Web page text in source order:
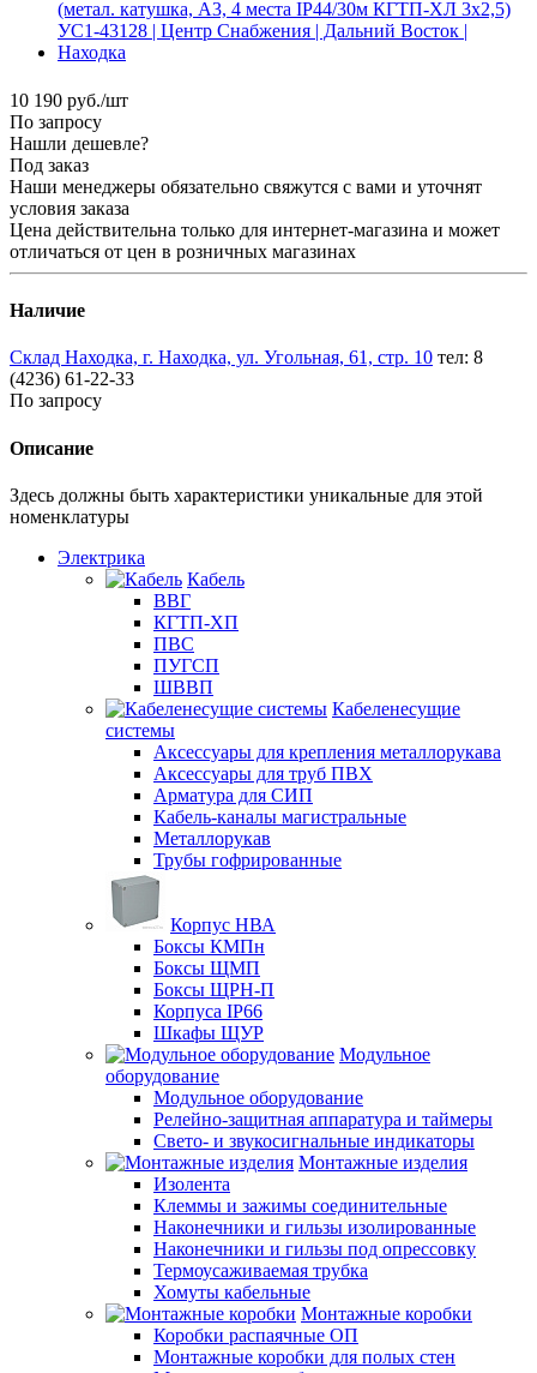
10 190 руб./шт
По запросу
Нашли дешевле?
Под заказ
Наши менеджеры обязательно свяжутся с вами и уточнят
условия заказа
Цена действительна только для интернет-магазина и может
отличаться от цен в розничных магазинах
Наличие
Склад Находка, г. Находка, ул. Угольная, 61, стр. 10 тел: 8
(4236) 61-22-33
По запросу
Описание
Здесь должны быть характеристики уникальные для этой
номенклатуры
Электрика
Кабель
ВВГ
КГТП-ХП
ПВС
ПУГСП
ШВВП
Кабеленесущие
системы
Аксессуары для крепления металлорукава
Аксессуары для труб ПВХ
Арматура для СИП
Кабель-каналы магистральные
Металлорукав
Трубы гофрированные
Корпус НВА
Боксы КМПн
Боксы ЩМП
Боксы ЩРН-П
Корпуса IP66
Шкафы ЩУР
Модульное
оборудование
Модульное оборудование
Релейно-защитная аппаратура и таймеры
Свето- и звукосигнальные индикаторы
Монтажные изделия
Изолента
Клеммы и зажимы соединительные
Наконечники и гильзы изолированные
Наконечники и гильзы под опрессовку
Термоусаживаемая трубка
Хомуты кабельные
Монтажные коробки
Коробки распаячные ОП
Монтажные коробки для полых стен